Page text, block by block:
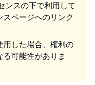
ンスの下で利用して
ページへのリンク
した場合、権利の
可能性がありま